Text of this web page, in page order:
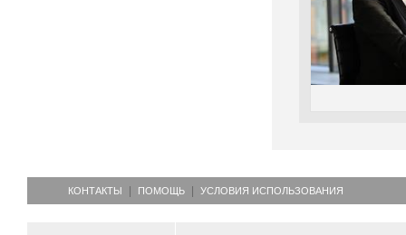
КОНТАКТЫ ПОМОЩЬ УСЛОВИЯ ИСПОЛЬЗОВАНИЯ